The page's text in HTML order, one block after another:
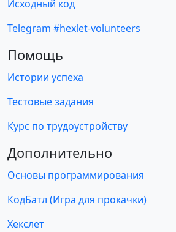
Исходный код
Telegram #hexlet-volunteers
Помощь
Истории успеха
Тестовые задания
Курс по трудоустройству
Дополнительно
Основы программирования
КодБатл (Игра для прокачки)
Хекслет